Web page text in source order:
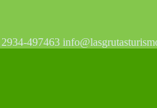
497463